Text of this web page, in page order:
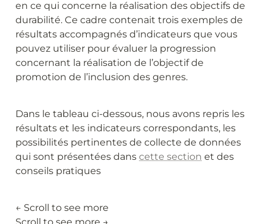
en ce qui concerne la réalisation des objectifs de
durabilité. Ce cadre contenait trois exemples de
résultats accompagnés d’indicateurs que vous
pouvez utiliser pour évaluer la progression
concernant la réalisation de l’objectif de
promotion de l’inclusion des genres.
Dans le tableau ci-dessous, nous avons repris les
résultats et les indicateurs correspondants, les
possibilités pertinentes de collecte de données
qui sont présentées dans cette section et des
conseils pratiques
← Scroll to see more